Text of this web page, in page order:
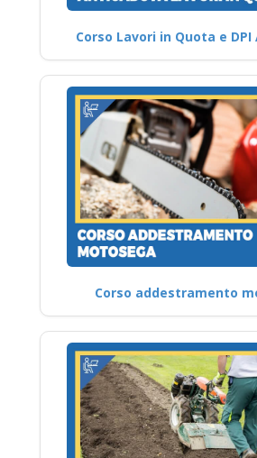
Corso Lavori in Quota e
Corso addestramento